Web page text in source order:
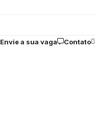
Envie a sua vaga Contato